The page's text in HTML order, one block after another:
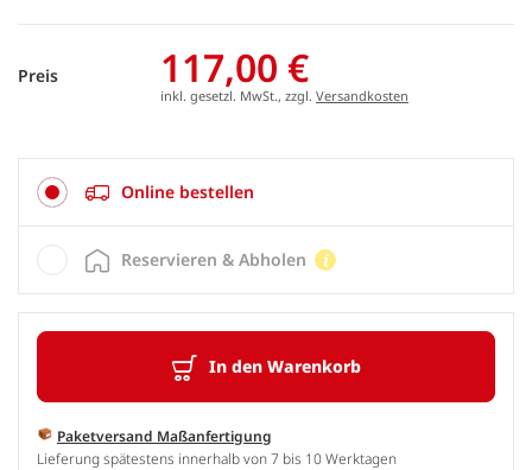
Preis 117,00 €
inkl. gesetzl. MwSt., zzgl. Versandkosten
Online bestellen
In den Warenkorb
Paketversand Maßanfertigung
Lieferung spätestens innerhalb von 7 bis 10 Werktagen
Reservieren & Abholen